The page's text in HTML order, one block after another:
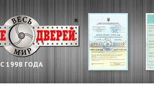
С 1998 ГОДА